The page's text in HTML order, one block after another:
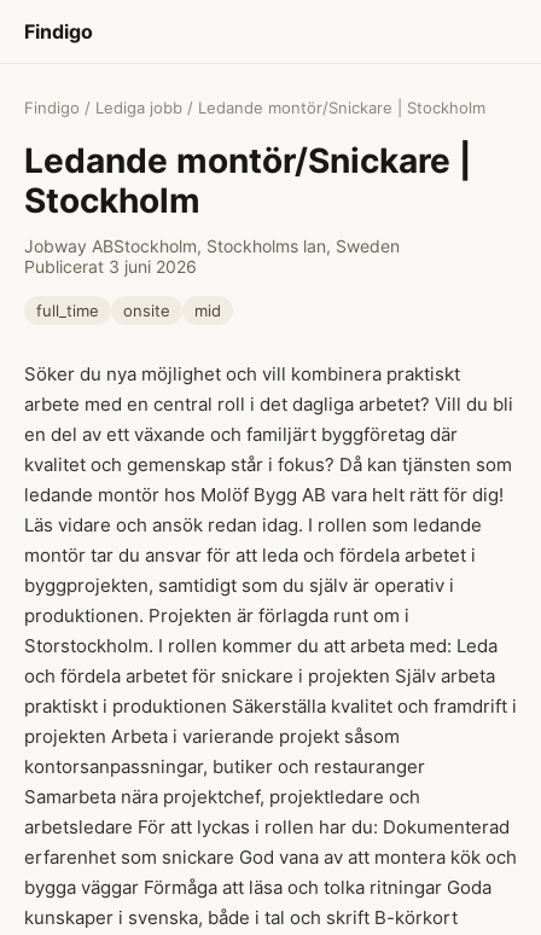
Findigo
Findigo / Lediga jobb / Ledande montör/Snickare | Stockholm
Ledande montör/Snickare |
Stockholm
Jobway ABStockholm, Stockholms lan, Sweden
Publicerat 3 juni 2026
full_time onsite mid
Söker du nya möjlighet och vill kombinera praktiskt
arbete med en central roll i det dagliga arbetet? Vill du bli
en del av ett växande och familjärt byggföretag där
kvalitet och gemenskap står i fokus? Då kan tjänsten som
ledande montör hos Molöf Bygg AB vara helt rätt för dig!
Läs vidare och ansök redan idag. I rollen som ledande
montör tar du ansvar för att leda och fördela arbetet i
byggprojekten, samtidigt som du själv är operativ i
produktionen. Projekten är förlagda runt om i
Storstockholm. I rollen kommer du att arbeta med: Leda
och fördela arbetet för snickare i projekten Själv arbeta
praktiskt i produktionen Säkerställa kvalitet och framdrift i
projekten Arbeta i varierande projekt såsom
kontorsanpassningar, butiker och restauranger
Samarbeta nära projektchef, projektledare och
arbetsledare För att lyckas i rollen har du: Dokumenterad
erfarenhet som snickare God vana av att montera kök och
bygga väggar Förmåga att läsa och tolka ritningar Goda
kunskaper i svenska, både i tal och skrift B-körkort